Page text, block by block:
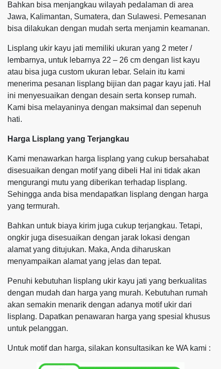
Bahkan bisa menjangkau wilayah pedalaman di area
Jawa, Kalimantan, Sumatera, dan Sulawesi. Pemesanan
bisa dilakukan dengan mudah serta menjamin keamanan.
Lisplang ukir kayu jati memiliki ukuran yang 2 meter /
lembarnya, untuk lebarnya 22 – 26 cm dengan list kayu
atau bisa juga custom ukuran lebar. Selain itu kami
menerima pesanan lisplang bijian dan pagar kayu jati. Hal
ini menyesuaikan dengan desain serta konsep rumah.
Kami bisa melayaninya dengan maksimal dan sepenuh
hati.
Harga Lisplang yang Terjangkau
Kami menawarkan harga lisplang yang cukup bersahabat
disesuaikan dengan motif yang dibeli Hal ini tidak akan
mengurangi mutu yang diberikan terhadap lisplang.
Sehingga anda bisa mendapatkan lisplang dengan harga
yang termurah.
Bahkan untuk biaya kirim juga cukup terjangkau. Tetapi,
ongkir juga disesuaikan dengan jarak lokasi dengan
alamat yang ditujukan. Maka, Anda diharuskan
menyampaikan alamat yang jelas dan tepat.
Penuhi kebutuhan lisplang ukir kayu jati yang berkualitas
dengan mudah dan harga yang murah. Kebutuhan rumah
akan semakin menarik dengan adanya motif ukir dari
lisplang. Dapatkan penawaran harga yang spesial khusus
untuk pelanggan.
Untuk motif dan harga, silakan konsultasikan ke WA kami :